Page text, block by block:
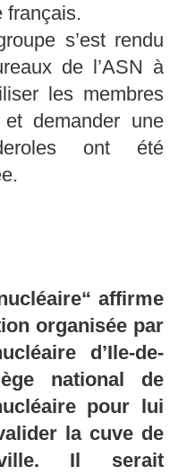
français.
s’est rendu
de l’ASN à
les membres
demander une
ont été
affirme
organisée par
d’Ile-de-
national de
pour lui
la cuve de
Il serait